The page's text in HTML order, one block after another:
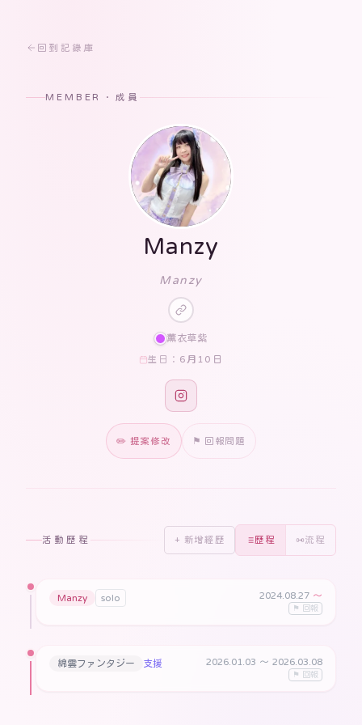
回到記錄庫
MEMBER · 成員
Manzy
Manzy
薰衣草紫
生日： 6月10日
✏️ 提案修改 ⚑ 回報問題
活動歷程 + 新增經歷 歷程 流程
Manzy solo 2024.08.27 〜
⚑ 回報
綿雲ファンタジー 支援 2026.01.03 〜 2026.03.08
⚑ 回報